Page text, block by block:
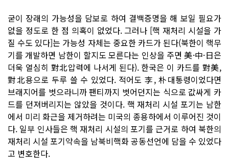
굳이 장래의 가능성을 담보로 하여 결백증명을 해 보일 필요가
없을 정도로 한 점 의혹이 없었다. 그러나 [핵 재처리 시설을 가
질 수도 있다]는 가능성 자체는 중요한 카드가 된다(북한이 핵무
기를 개발하면 남한이 할지도 모른다는 인상을 주면 美·中·日은
더욱 열심히 對北압력에 나서게 된다). 한국은 이 카드를 對美,
對北용으로 두루 쓸 수 있었다. 적어도 李, 朴대통령이었다면
브래지어를 벗으라니까 팬티까지 벗어던지는 식으로 값싸게 카
드를 던져버리지는 않았을 것이다. 핵 재처리 시설 포기는 남한
에서 미리 화근을 제거하려는 미국의 종용하에서 이루어진 것이
다. 일부 인사들은 핵 재처리 시설의 포기를 근거로 하여 북한의
재처리 시설 포기약속을 남북비핵화 공동선언에 담을 수 있었다
고 변호한다.